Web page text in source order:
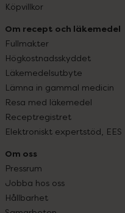
Köpvillkor
Om recept och läkemedel
Fullmakter
Högkostnadsskyddet
Läkemedelsutbyte
Lämna in gammal medicin
Resa med läkemedel
Receptregistret
Elektroniskt expertstöd, EES
Om oss
Pressrum
Jobba hos oss
Hållbarhet